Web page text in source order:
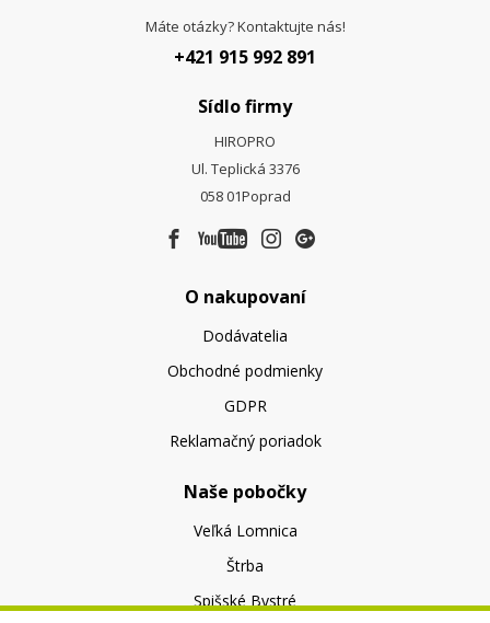
Máte otázky? Kontaktujte nás!
+421 915 992 891
Sídlo firmy
HIROPRO
Ul. Teplická 3376
058 01Poprad
O nakupovaní
Dodávatelia
Obchodné podmienky
GDPR
Reklamačný poriadok
Naše pobočky
Veľká Lomnica
Štrba
Spišské Bystré